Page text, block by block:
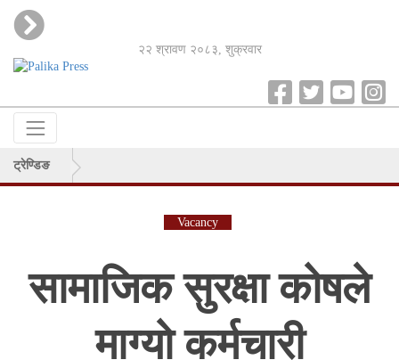
२२ श्रावण २०८३, शुक्रवार
ट्रेण्डिङ
Vacancy
सामाजिक सुरक्षा कोषले
माग्यो कर्मचारी